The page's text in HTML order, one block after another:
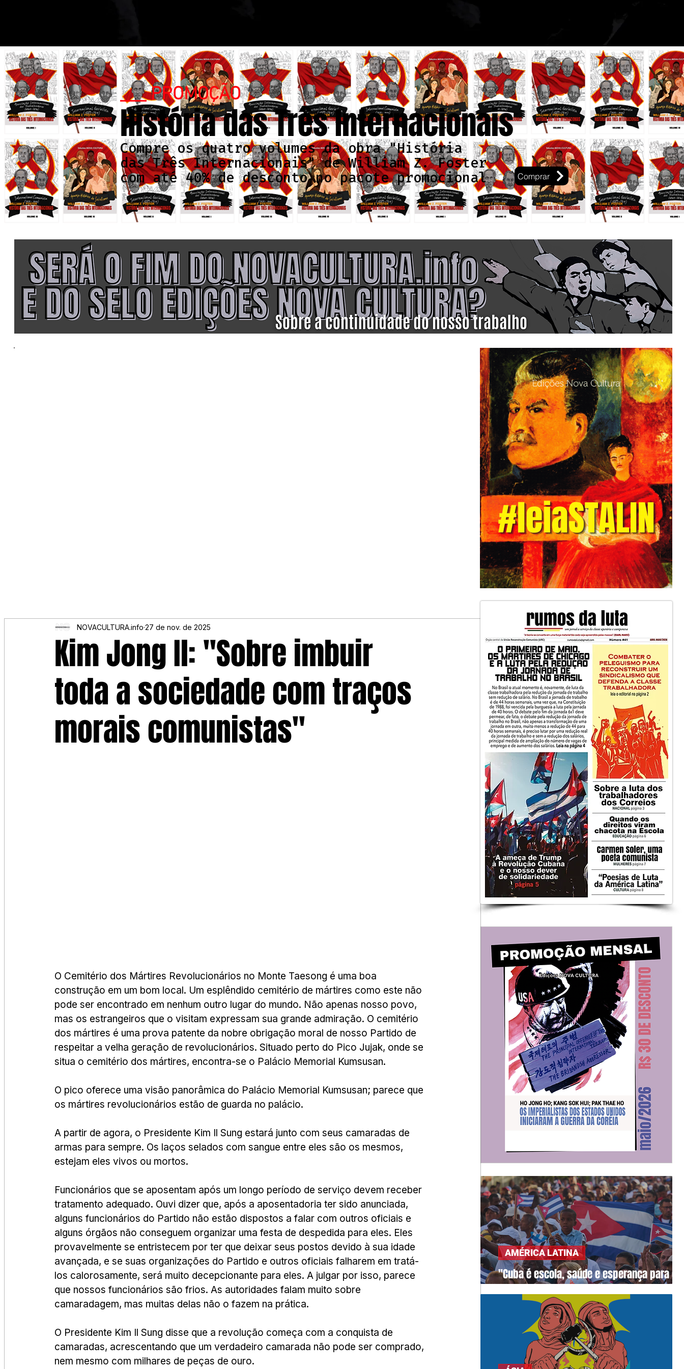
Compre os quatro volumes da obra "História
das Três Internacionais" de William Z. Foster
com até 40% de desconto no pacote promocional
___ PROMOÇÃO
História das Três Internacionais
Comprar
Kim Jong Il: "Sobre imbuir
toda a sociedade com traços
morais comunistas"
NOVACULTURA.info 27 de nov. de 2025
O Cemitério dos Mártires Revolucionários no Monte Taesong é uma boa
construção em um bom local. Um esplêndido cemitério de mártires como este não
pode ser encontrado em nenhum outro lugar do mundo. Não apenas nosso povo,
mas os estrangeiros que o visitam expressam sua grande admiração. O cemitério
dos mártires é uma prova patente da nobre obrigação moral de nosso Partido de
respeitar a velha geração de revolucionários. Situado perto do Pico Jujak, onde se
situa o cemitério dos mártires, encontra-se o Palácio Memorial Kumsusan.
O pico oferece uma visão panorâmica do Palácio Memorial Kumsusan; parece que
os mártires revolucionários estão de guarda no palácio.
A partir de agora, o Presidente Kim Il Sung estará junto com seus camaradas de
armas para sempre. Os laços selados com sangue entre eles são os mesmos,
estejam eles vivos ou mortos.
Funcionários que se aposentam após um longo período de serviço devem receber
tratamento adequado. Ouvi dizer que, após a aposentadoria ter sido anunciada,
alguns funcionários do Partido não estão dispostos a falar com outros oficiais e
alguns órgãos não conseguem organizar uma festa de despedida para eles. Eles
provavelmente se entristecem por ter que deixar seus postos devido à sua idade
avançada, e se suas organizações do Partido e outros oficiais falharem em tratá-
los calorosamente, será muito decepcionante para eles. A julgar por isso, parece
que nossos funcionários são frios. As autoridades falam muito sobre
camaradagem, mas muitas delas não o fazem na prática.
O Presidente Kim Il Sung disse que a revolução começa com a conquista de
camaradas, acrescentando que um verdadeiro camarada não pode ser comprado,
nem mesmo com milhares de peças de ouro.
"Cuba é escola, saúde e esperança para o
AMÉRICA LATINA